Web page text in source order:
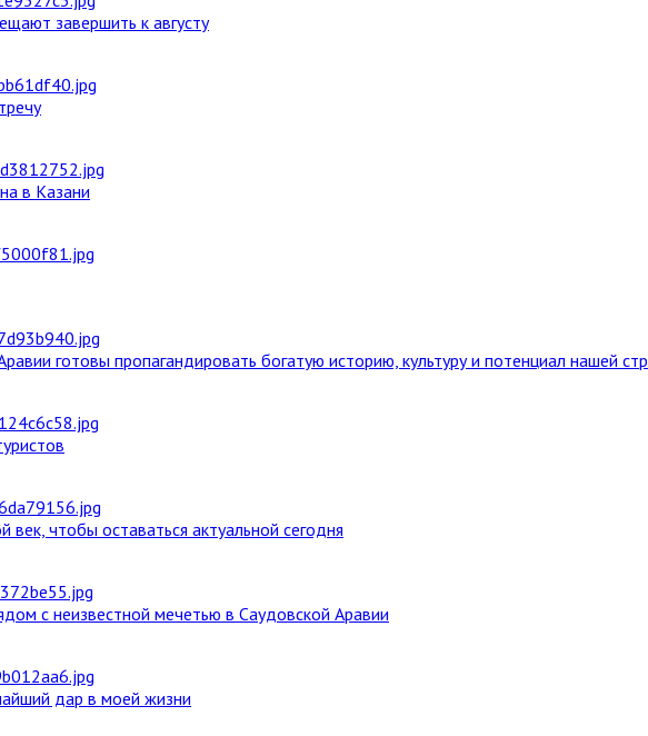
завершить к августу
в Казани
готовы пропагандировать богатую историю, культуру и потенциал нашей
чтобы оставаться актуальной сегодня
с неизвестной мечетью в Саудовской Аравии
дар в моей жизни